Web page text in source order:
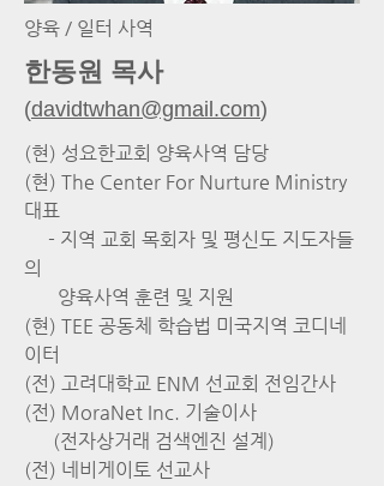
양육 / 일터 사역
한동원 목사
(davidtwhan@gmail.com)
(현) 성요한교회 양육사역 담당
(현) The Center For Nurture Ministry
대표
- 지역 교회 목회자 및 평신도 지도자들
의
양육사역 훈련 및 지원
(현) TEE 공동체 학습법 미국지역 코디네
이터
(전) 고려대학교 ENM 선교회 전임간사
(전) MoraNet Inc. 기술이사
(전자상거래 검색엔진 설계)
(전) 네비게이토 선교사